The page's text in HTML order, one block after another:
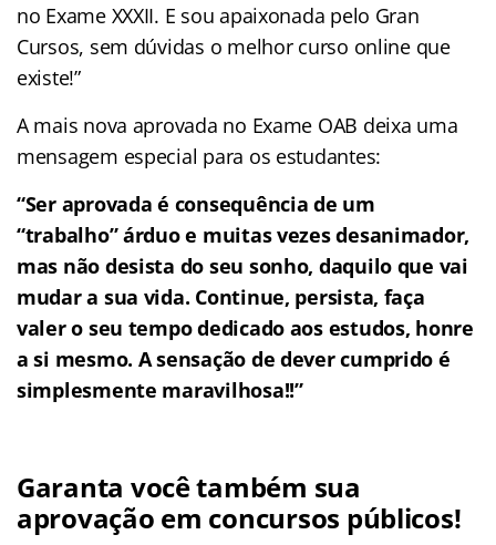
no Exame XXXII. E sou apaixonada pelo Gran
Cursos, sem dúvidas o melhor curso online que
existe!”
A mais nova aprovada no Exame OAB deixa uma
mensagem especial para os estudantes:
“Ser aprovada é consequência de um
“trabalho” árduo e muitas vezes desanimador,
mas não desista do seu sonho, daquilo que vai
mudar a sua vida. Continue, persista, faça
valer o seu tempo dedicado aos estudos, honre
a si mesmo. A sensação de dever cumprido é
simplesmente maravilhosa!!”
Garanta você também sua
aprovação em concursos públicos!